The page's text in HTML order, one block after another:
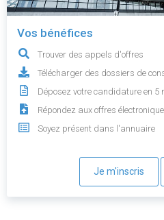
Vos bénéfices
Trouver des appels d'offres
Télécharger des dossiers de
Déposez votre candidature en 5
Répondez aux offres
Soyez présent dans l'annuaire
Je m'inscris